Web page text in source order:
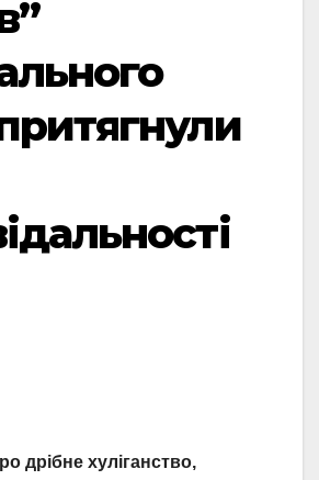
дрібне хуліганство,